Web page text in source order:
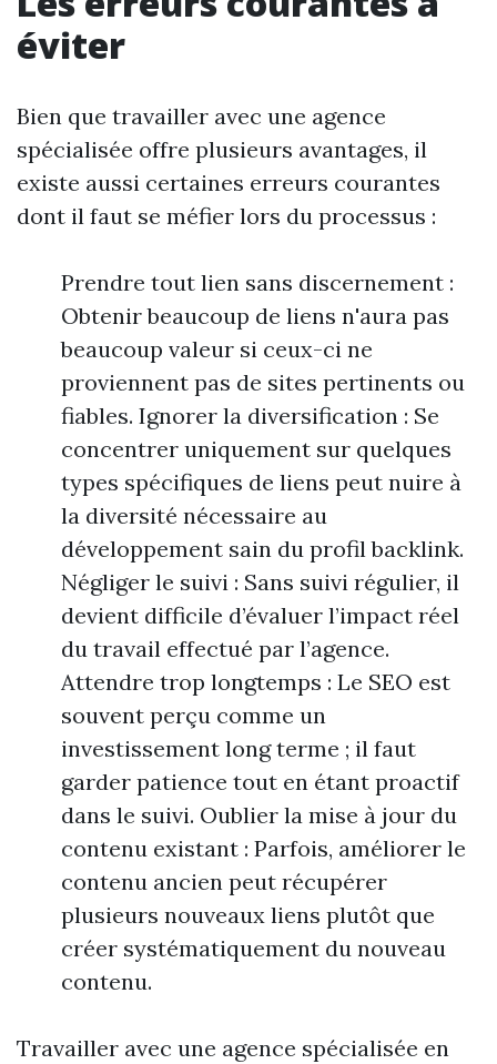
éviter
Bien que travailler avec une agence
spécialisée offre plusieurs avantages, il
existe aussi certaines erreurs courantes
dont il faut se méfier lors du processus :
Prendre tout lien sans discernement :
Obtenir beaucoup de liens n'aura pas
beaucoup valeur si ceux-ci ne
proviennent pas de sites pertinents ou
fiables. Ignorer la diversification : Se
concentrer uniquement sur quelques
types spécifiques de liens peut nuire à
la diversité nécessaire au
développement sain du profil backlink.
Négliger le suivi : Sans suivi régulier, il
devient difficile d’évaluer l’impact réel
du travail effectué par l’agence.
Attendre trop longtemps : Le SEO est
souvent perçu comme un
investissement long terme ; il faut
garder patience tout en étant proactif
dans le suivi. Oublier la mise à jour du
contenu existant : Parfois, améliorer le
contenu ancien peut récupérer
plusieurs nouveaux liens plutôt que
créer systématiquement du nouveau
contenu.
Travailler avec une agence spécialisée en